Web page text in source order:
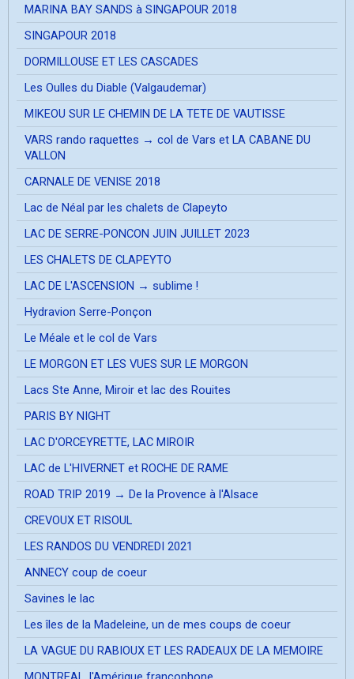
MARINA BAY SANDS à SINGAPOUR 2018
SINGAPOUR 2018
DORMILLOUSE ET LES CASCADES
Les Oulles du Diable (Valgaudemar)
MIKEOU SUR LE CHEMIN DE LA TETE DE VAUTISSE
VARS rando raquettes → col de Vars et LA CABANE DU
VALLON
CARNALE DE VENISE 2018
Lac de Néal par les chalets de Clapeyto
LAC DE SERRE-PONCON JUIN JUILLET 2023
LES CHALETS DE CLAPEYTO
LAC DE L'ASCENSION → sublime !
Hydravion Serre-Ponçon
Le Méale et le col de Vars
LE MORGON ET LES VUES SUR LE MORGON
Lacs Ste Anne, Miroir et lac des Rouites
PARIS BY NIGHT
LAC D'ORCEYRETTE, LAC MIROIR
LAC de L'HIVERNET et ROCHE DE RAME
ROAD TRIP 2019 → De la Provence à l'Alsace
CREVOUX ET RISOUL
LES RANDOS DU VENDREDI 2021
ANNECY coup de coeur
Savines le lac
Les îles de la Madeleine, un de mes coups de coeur
LA VAGUE DU RABIOUX ET LES RADEAUX DE LA MEMOIRE